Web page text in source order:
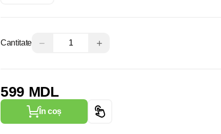
Cantitate − +
599 MDL
În coș